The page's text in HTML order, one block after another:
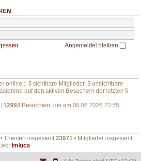
Angemeldet bleiben
online :: 3 sichtbare Mitglieder, 3 unsichtbare
auf den aktiven Besuchern der letzten 5
12984 Besuchern, die am 05.06.2026 23:55
• Themen insgesamt23971 • Mitglieder insgesamt
imluca